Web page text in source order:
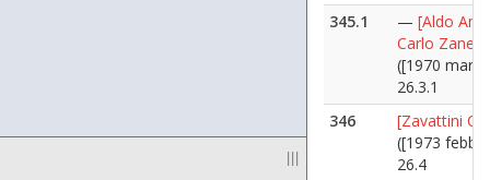
|||
345.1
— [Aldo
Carlo Zanelli]
([1970
26.3.1
346
[Zavattini
([1973
26.4